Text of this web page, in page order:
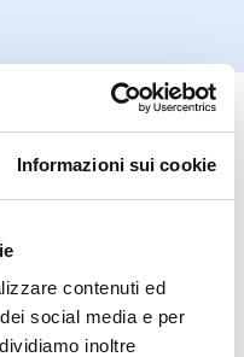
Informazioni sui cookie
contenuti ed
social media e per
inoltre